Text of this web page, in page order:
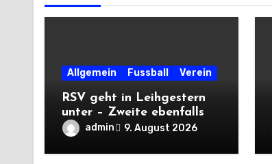
Allgemein Fussball Verein
RSV geht in Leihgestern
unter – Zweite ebenfalls
auswärts punktlos
admin 9. August 2026